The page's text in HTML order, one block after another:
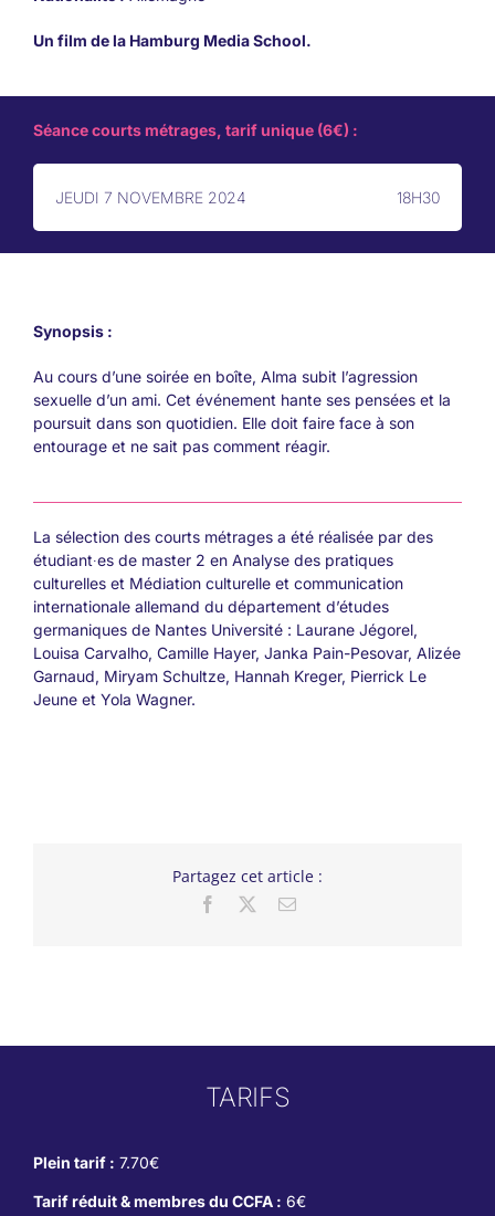
Un film de la Hamburg Media School.
Séance courts métrages, tarif unique (6€) :
JEUDI 7 NOVEMBRE 2024 18H30
Synopsis :
Au cours d’une soirée en boîte, Alma subit l’agression
sexuelle d’un ami. Cet événement hante ses pensées et la
poursuit dans son quotidien. Elle doit faire face à son
entourage et ne sait pas comment réagir.
La sélection des courts métrages a été réalisée par des
étudiant∙es de master 2 en Analyse des pratiques
culturelles et Médiation culturelle et communication
internationale allemand du département d’études
germaniques de Nantes Université : Laurane Jégorel,
Louisa Carvalho, Camille Hayer, Janka Pain-Pesovar, Alizée
Garnaud, Miryam Schultze, Hannah Kreger, Pierrick Le
Jeune et Yola Wagner.
Partagez cet article :
Facebook Email
TARIFS
Plein tarif : 7.70€
Tarif réduit & membres du CCFA : 6€